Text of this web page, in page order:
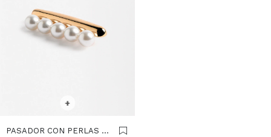
+
PASADOR CON PERLAS -